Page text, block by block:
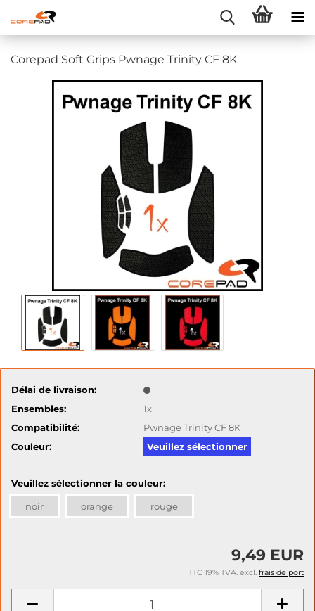
Corepad Soft Grips Pwnage Trinity CF 8K
Délai de livraison:
Ensembles:
1x
Compatibilité:
Pwnage Trinity CF 8K
Couleur:
Veuillez sélectionner
Veuillez sélectionner la couleur:
noir orange rouge
9,49 EUR
TTC 19% TVA. excl. frais de port